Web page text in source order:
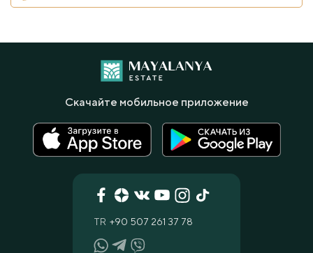
TR +90 507 261 37 78
Скачайте мобильное приложение